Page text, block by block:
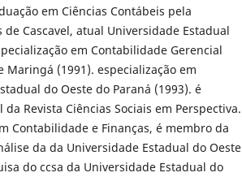
em Ciências Contábeis pela
de Cascavel, atual Universidade Estadual
em Contabilidade Gerencial
Maringá (1991). especialização em
do Oeste do Paraná (1993). é
Revista Ciências Sociais em Perspectiva.
Contabilidade e Finanças, é membro da
da da Universidade Estadual do Oeste
do ccsa da Universidade Estadual do